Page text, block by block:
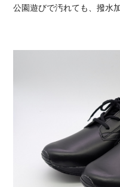
公園遊びで汚れても、撥水